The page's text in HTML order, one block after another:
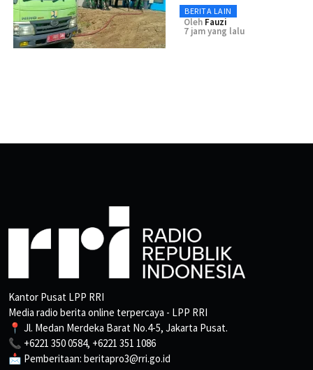
BERITA LAIN
Oleh Fauzi
7 jam yang lalu
Kantor Pusat LPP RRI
Media radio berita online terpercaya - LPP RRI
📍 Jl. Medan Merdeka Barat No.4-5, Jakarta Pusat.
📞 +6221 350 0584, +6221 351 1086
📩 Pemberitaan: beritapro3@rri.go.id